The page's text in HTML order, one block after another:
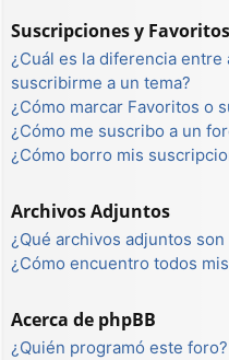
Suscripciones y Favoritos
¿Cuál es la diferencia
suscribirme a un tema?
¿Cómo marcar Favoritos o
¿Cómo me suscribo a un
¿Cómo borro mis
Archivos Adjuntos
¿Qué archivos adjuntos
¿Cómo encuentro todos
Acerca de phpBB
¿Quién programó este foro?